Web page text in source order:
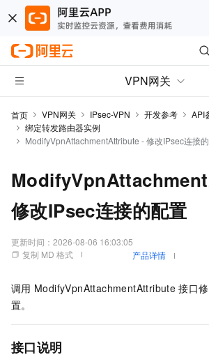
VPN网关
首页 VPN网关 IPsec-VPN 开发参考 API
绑定转发路由器实例
ModifyVpnAttachmentAttribute - 修改IPsec连接
修改IPsec连接的配置
更新时间： 2026-08-06 16:03:05
复制 MD 格式
产品详情
调用 ModifyVpnAttachmentAttribute 接口
置。
接口说明